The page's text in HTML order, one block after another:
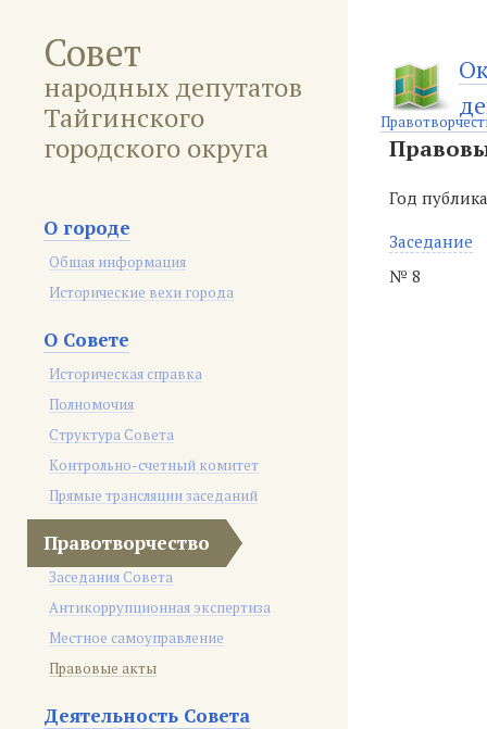
Совет
народных депутатов
Тайгинского
городского округа
О городе
Общая информация
Исторические вехи города
О Совете
Историческая справка
Полномочия
Структура Совета
Контрольно-счетный комитет
Прямые трансляции заседаний
Правотворчество
Заседания Совета
Антикоррупционная экспертиза
Местное самоуправление
Правовые акты
Деятельность Совета
Год
Заседание
№ 8